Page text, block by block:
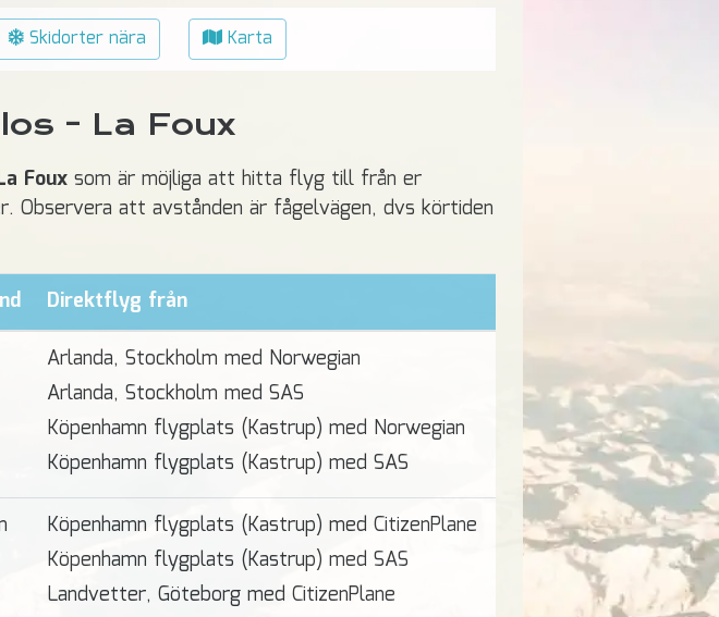
Skidorter nära Karta
- La Foux
Foux som är möjliga att hitta flyg till från er
Observera att avstånden är fågelvägen, dvs körtiden
Direktflyg från
Arlanda, Stockholm med Norwegian
Arlanda, Stockholm med SAS
Köpenhamn flygplats (Kastrup) med Norwegian
Köpenhamn flygplats (Kastrup) med SAS
Köpenhamn flygplats (Kastrup) med CitizenPlane
Köpenhamn flygplats (Kastrup) med SAS
Landvetter, Göteborg med CitizenPlane